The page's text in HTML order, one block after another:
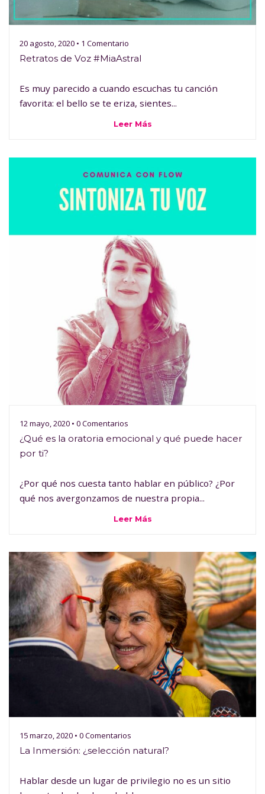
20 agosto, 2020 • 1 Comentario
Retratos de Voz #MiaAstral
Es muy parecido a cuando escuchas tu canción
favorita: el bello se te eriza, sientes...
Leer Más
12 mayo, 2020 • 0 Comentarios
¿Qué es la oratoria emocional y qué puede hacer
por ti?
¿Por qué nos cuesta tanto hablar en público? ¿Por
qué nos avergonzamos de nuestra propia...
Leer Más
15 marzo, 2020 • 0 Comentarios
La Inmersión: ¿selección natural?
Hablar desde un lugar de privilegio no es un sitio